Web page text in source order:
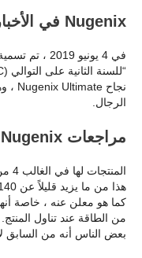
Nugenix في الأخبار
في 4 يونيو 2019 ، تم تسمية هذا المنتج
الرجال.
مراجعات Nugenix أخرى
المنتجات لها في الغالب 4 من أصل 5 نجوم
كما هو معلن عنه ، خاصة
من الطاقة عند تناول
بعض الناس أنه من السابق